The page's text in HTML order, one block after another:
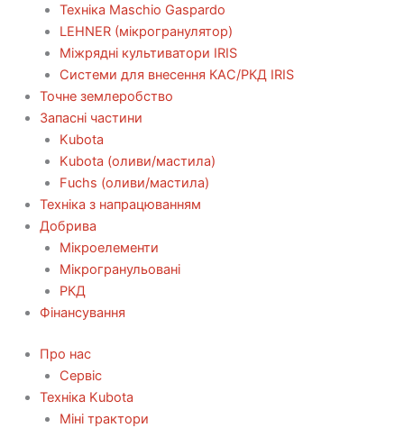
Техніка Maschio Gaspardo
LEHNER (мікрогранулятор)
Міжрядні культиватори IRIS
Системи для внесення КАС/РКД IRIS
Точне землеробство
Запасні частини
Kubota
Kubota (оливи/мастила)
Fuchs (оливи/мастила)
Техніка з напрацюванням
Добрива
Мікроелементи
Мікрогранульовані
РКД
Фінансування
Про нас
Сервіс
Технiка Kubota
Міні трактори